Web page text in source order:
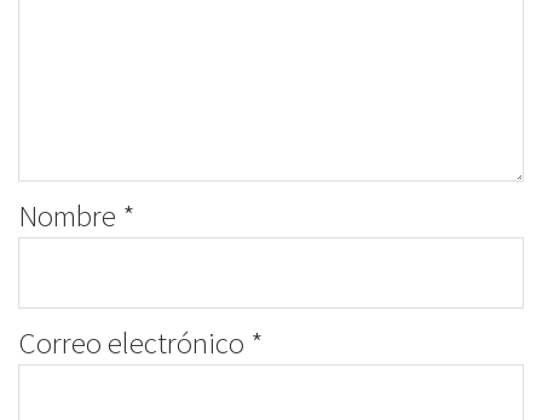
Nombre *
Correo electrónico *